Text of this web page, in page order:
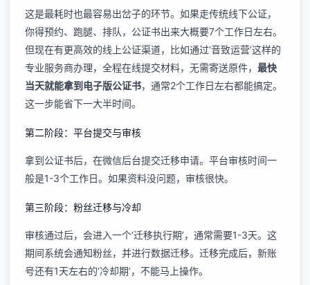
这是最耗时也最容易出岔子的环节。如果走传统线下公证，
你得预约、跑腿、排队，公证书出来大概要7个工作日左右。
但现在有更高效的线上公证渠道，比如通过‘音致运营’这样的
专业服务商办理，全程在线提交材料，无需寄送原件， 最快
当天就能拿到电子版公证书，通常2个工作日左右都能搞定。
这一步能省下一大半时间。
第二阶段：平台提交与审核
拿到公证书后，在微信后台提交迁移申请。平台审核时间一
般是1-3个工作日。如果资料没问题，审核很快。
第三阶段：粉丝迁移与冷却
审核通过后，会进入一个‘迁移执行期’，通常需要1-3天。这
期间系统会通知粉丝，并进行数据迁移。迁移完成后，新账
号还有1天左右的‘冷却期’，不能马上操作。